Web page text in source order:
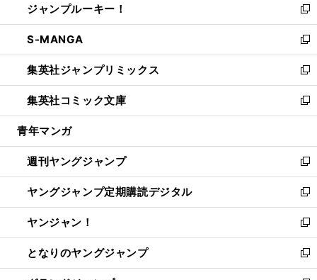
く
で
開
く
ド
ウ
で
開
く
ィ
ン
ド
ウ
で
開
く
い
ウ
ィ
ン
ド
ウ
で
開
ジャンプルーキー！
新
し
い
ウ
ィ
ン
ド
ウ
開
く
S-MANGA
新
し
い
ウ
ィ
ン
ウ
で
開
く
集英社ジャンプリミックス
新
し
い
ウ
ン
ド
ウ
で
開
く
集英社コミック文庫
新
し
ウ
ィ
ン
ド
ウ
で
開
く
青年マンガ
週刊ヤングジャンプ
新
し
い
ウ
ィ
ン
ド
ウ
ヤングジャンプ定期購読デジタル
新
し
い
ウ
ィ
ン
ヤンジャン！
新
し
い
ウ
となりのヤングジャンプ
新
し